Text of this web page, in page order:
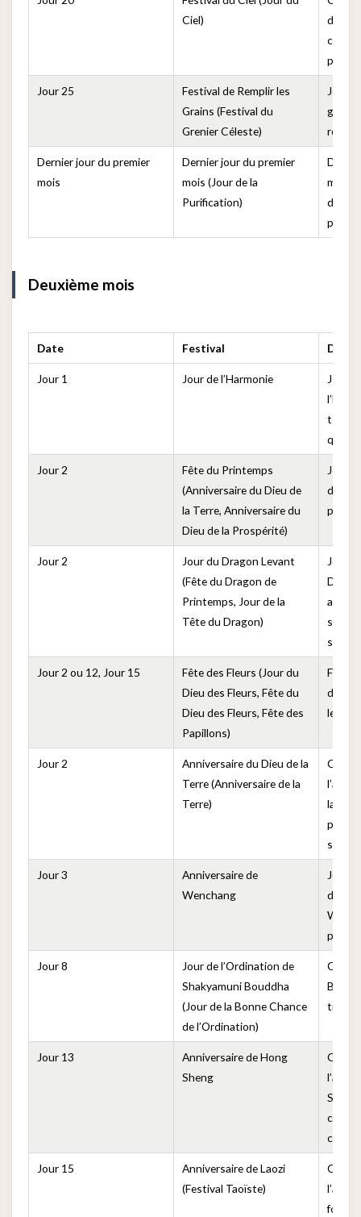
Ciel)
de
ciel,
pour
Jour 25
Festival de Remplir les
Grains (Festival du
Grenier Céleste)
Jour
Dernier jour du premier
mois
Dernier jour du premier
mois (Jour de la
Purification)
mois,
de
pour
Deuxième mois
Date Festival
Jour 1 Jour de l’Harmonie
Jour
terre
que
Jour 2
Fête du Printemps
(Anniversaire du Dieu de
la Terre, Anniversaire du
Dieu de la Prospérité)
Jour
de la
pour
Jour 2
Jour du Dragon Levant
(Fête du Dragon de
Printemps, Jour de la
Tête du Dragon)
Jour
semis
Jour 2 ou 12, Jour 15
Fête des Fleurs (Jour du
Dieu des Fleurs, Fête du
Dieu des Fleurs, Fête des
Papillons)
dieu
les
Jour 2
Anniversaire du Dieu de la
Terre (Anniversaire de la
Terre)
la
Jour 3
Anniversaire de
Wenchang
Jour
de la
Jour 8
Jour de l’Ordination de
Shakyamuni Bouddha
(Jour de la Bonne Chance
de l’Ordination)
trône
Jour 13
Anniversaire de Hong
Sheng
Jour 15
Anniversaire de Laozi
(Festival Taoïste)